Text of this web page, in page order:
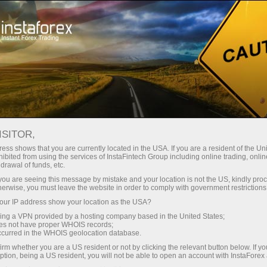
Трейдерам Форекс аналитика
Форекс ТВ
Форекс-ТВ: календарь
Календарь трейдера на 28 марта: В
тарифной игре Трампа победителей не
будет? (uz)
shows that you are currently located in the USA. If you are a resident of the
from using the services of InstaFintech Group including online trading,
of funds, etc.
are seeing this message by mistake and your location is not the US, kindly
you must leave the website in order to comply with government
IP address show your location as the USA?
a VPN provided by a hosting company based in the United States;
not have proper WHOIS records;
in the WHOIS geolocation database.
whether you are a US resident or not by clicking the relevant button below. If
being a US resident, you will not be able to open an account with InstaForex